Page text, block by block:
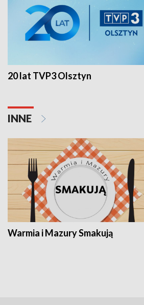
20 lat TVP3 Olsztyn
INNE
Warmia i Mazury Smakują